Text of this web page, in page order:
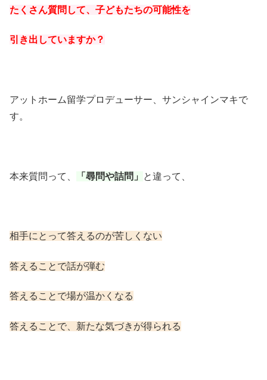
たくさん質問して、子どもたちの可能性を
引き出していますか？
アットホーム留学プロデューサー、サンシャインマキで
す。
本来質問って、 「尋問や詰問」 と違って、
相手にとって答えるのが苦しくない
答えることで話が弾む
答えることで場が温かくなる
答えることで、新たな気づきが得られる